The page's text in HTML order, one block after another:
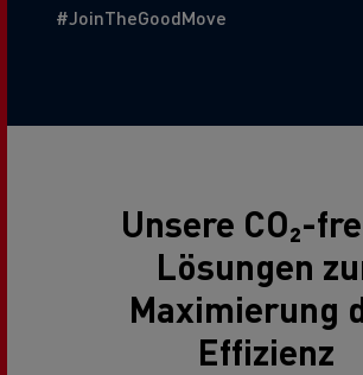
Additional Text
#JoinTheGoodMove
Unsere CO₂-
Lösungen
Maximierung
Effizienz